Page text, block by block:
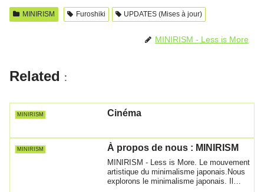
e
o
k
s
e
g
MINIRISM Furoshiki UPDATES (Mises à jour)
MINIRISM - Less is More
Related :
MINIRISM Cinéma
MINIRISM À propos de nous : MINIRISM
MINIRISM - Less is More. Le mouvement
artistique du minimalisme japonais.Nous
explorons le minimalisme japonais. Il